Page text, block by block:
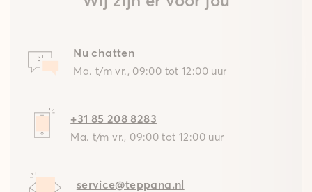
Nu chatten
Ma. t/m vr., 09:00 tot 12:00 uur
+31 85 208 8283
Ma. t/m vr., 09:00 tot 12:00 uur
service@teppana.nl